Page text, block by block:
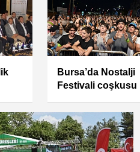
VI. Çalı Köy Filmleri
Festivali Başlıyor